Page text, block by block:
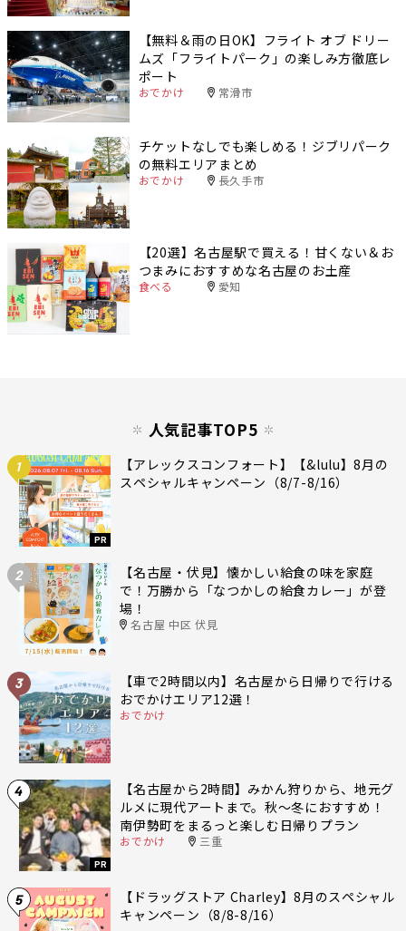
【無料＆雨の日OK】フライト オブ ドリー
ムズ「フライトパーク」の楽しみ方徹底レ
ポート
おでかけ 常滑市
チケットなしでも楽しめる！ジブリパーク
の無料エリアまとめ
おでかけ 長久手市
【20選】名古屋駅で買える！甘くない＆お
つまみにおすすめな名古屋のお土産
食べる 愛知
人気記事TOP5
1
PR
【アレックスコンフォート】【&lulu】8月の
スペシャルキャンペーン（8/7-8/16）
2
【名古屋・伏見】懐かしい給食の味を家庭
で！万勝から「なつかしの給食カレー」が登
場！
名古屋 中区 伏見
3
【車で2時間以内】名古屋から日帰りで行ける
おでかけエリア12選！
おでかけ
4
PR
【名古屋から2時間】みかん狩りから、地元グ
ルメに現代アートまで。秋〜冬におすすめ！
南伊勢町をまるっと楽しむ日帰りプラン
おでかけ 三重
5
【ドラッグストア Charley】8月のスペシャル
キャンペーン（8/8-8/16）